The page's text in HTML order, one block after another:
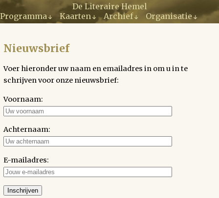
Ga
naar
de
De Literaire Hemel
Programma
Kaarten Archief Organisatie
Nieuwsbrief
Voer hieronder uw naam en emailadres in om u in te
schrijven voor onze nieuwsbrief:
Voornaam:
Achternaam:
E-mailadres: